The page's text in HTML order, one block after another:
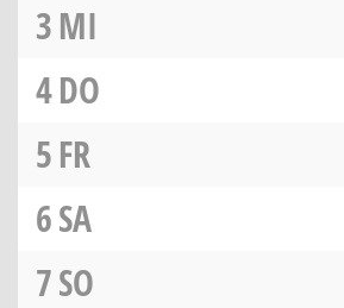
3MI
4DO
5FR
6SA
7SO